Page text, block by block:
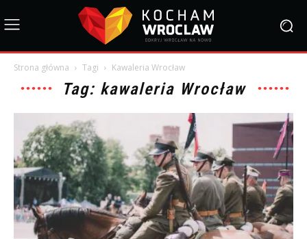
Strona główna Tagi Kawaleria Wrocław
Tag: kawaleria Wrocław